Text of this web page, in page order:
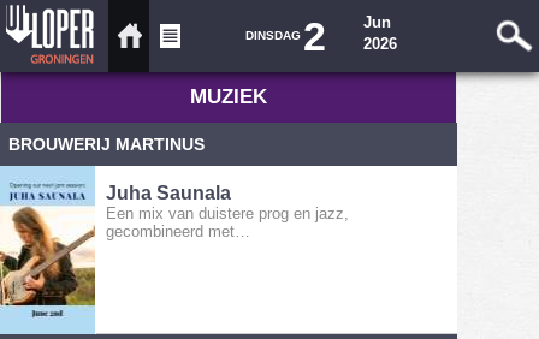
DINSDAG 2
Jun
2026
MUZIEK
BROUWERIJ MARTINUS
Juha Saunala
Een mix van duistere prog en jazz,
gecombineerd met…